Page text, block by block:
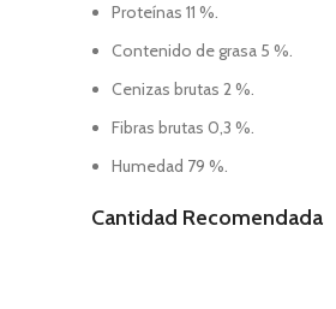
Proteínas 11 %.
Contenido de grasa 5 %.
Cenizas brutas 2 %.
Fibras brutas 0,3 %.
Humedad 79 %.
Cantidad Recomendada